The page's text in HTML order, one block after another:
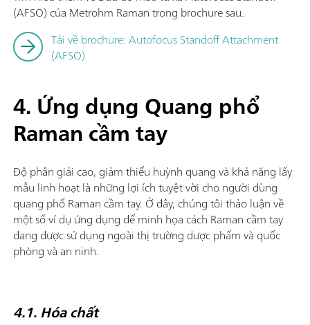
(AFSO) của Metrohm Raman trong brochure sau.
Tải về brochure: Autofocus Standoff Attachment
(AFSO)
4. Ứng dụng Quang phổ
Raman cầm tay
Độ phân giải cao, giảm thiểu huỳnh quang và khả năng lấy
mẫu linh hoạt là những lợi ích tuyệt vời cho người dùng
quang phổ Raman cầm tay. Ở đây, chúng tôi thảo luận về
một số ví dụ ứng dụng để minh họa cách Raman cầm tay
đang được sử dụng ngoài thị trường dược phẩm và quốc
phòng và an ninh.
4.1. Hóa chất